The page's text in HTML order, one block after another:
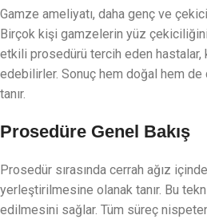
Gamze ameliyatı, daha genç ve
Birçok kişi gamzelerin yüz çekiciliğini
etkili prosedürü tercih eden
edebilirler. Sonuç hem doğal hem de
tanır.
Prosedüre Genel Bakış
Prosedür sırasında cerrah ağız
yerleştirilmesine olanak tanır. Bu
edilmesini sağlar. Tüm süreç